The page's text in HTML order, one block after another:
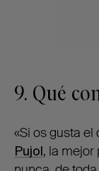
9. Qué
«Si os gusta
Pujol, la mejor